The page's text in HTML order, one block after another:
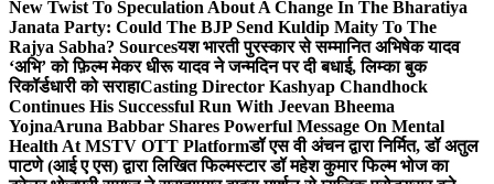
New Twist To Speculation About A Change In The Bharatiya
Janata Party: Could The BJP Send Kuldip Maity To The
Rajya Sabha? Sourcesयश भारती पुरस्कार से सम्मानित अभिषेक यादव
‘अभि’ को फ़िल्म मेकर धीरू यादव ने जन्मदिन पर दी बधाई, लिम्का बुक
रिकॉर्डधारी को सराहाCasting Director Kashyap Chandhock
Continues His Successful Run With Jeevan Bheema
YojnaAruna Babbar Shares Powerful Message On Mental
Health At MSTV OTT Platformडॉ एस वी अंचन द्वारा निर्मित, डॉ अतुल
पाटणे (आई ए एस) द्वारा लिखित फिल्मस्टार डॉ महेश कुमार फिल्म भोज का